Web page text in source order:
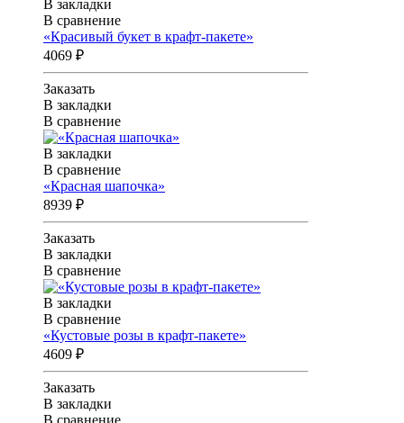
В закладки
В сравнение
«Красивый букет в крафт-пакете»
4069 ₽
Заказать
В закладки
В сравнение
В закладки
В сравнение
«Красная шапочка»
8939 ₽
Заказать
В закладки
В сравнение
В закладки
В сравнение
«Кустовые розы в крафт-пакете»
4609 ₽
Заказать
В закладки